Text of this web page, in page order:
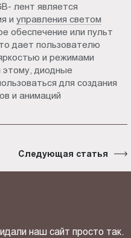
лент является
иуправления светом
обеспечение или пульт
дает пользователю
и режимами
диодные
для создания
и анимаций
Следующая статья
наш сайт просто так.